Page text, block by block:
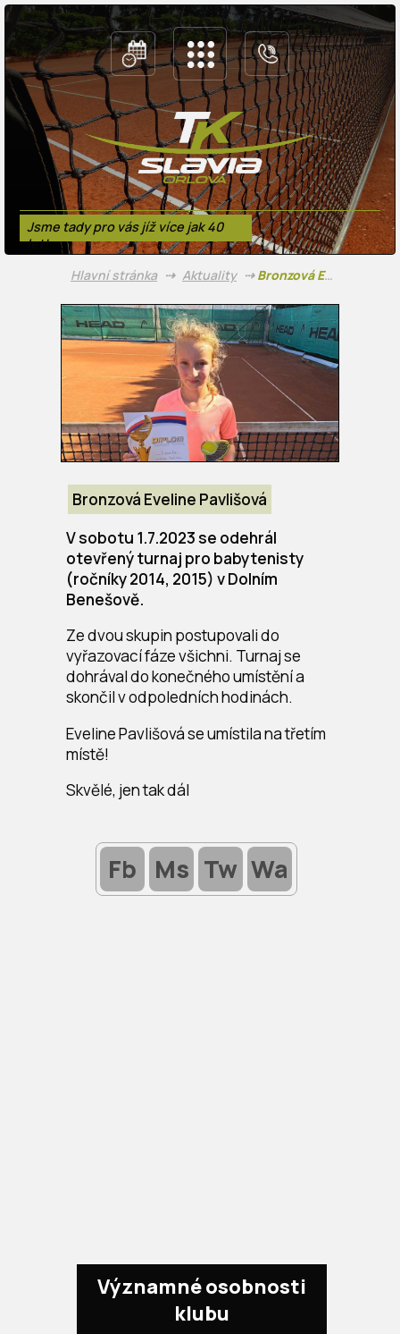
Jsme tady pro vás jíž více jak 40
let!
Hlavní stránka ⇢ Aktuality ⇢Bronzová Eveline Pavlišová
Bronzová Eveline Pavlišová
V sobotu 1.7.2023 se odehrál
otevřený turnaj pro babytenisty
(ročníky 2014, 2015) v Dolním
Benešově.
Ze dvou skupin postupovali do
vyřazovací fáze všichni. Turnaj se
dohrával do konečného umístění a
skončil v odpoledních hodinách.
Eveline Pavlišová se umístila na třetím
místě!
Skvělé, jen tak dál
Wa
Tw
Ms
Fb
Významné osobnosti
klubu